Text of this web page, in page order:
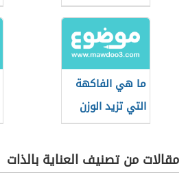
ما هي الفاكهة
التي تزيد الوزن
مقالات من تصنيف العناية بالذات